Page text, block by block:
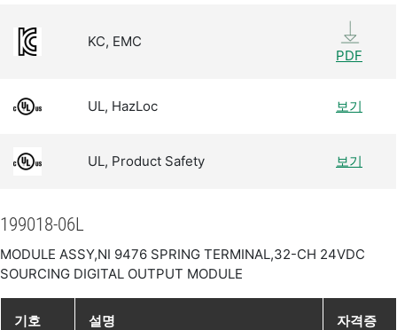
KC, EMC
PDF
UL, HazLoc 보기
UL, Product Safety 보기
199018-06L
MODULE ASSY,NI 9476 SPRING TERMINAL,32-CH 24VDC
SOURCING DIGITAL OUTPUT MODULE
기호 설명 자격증